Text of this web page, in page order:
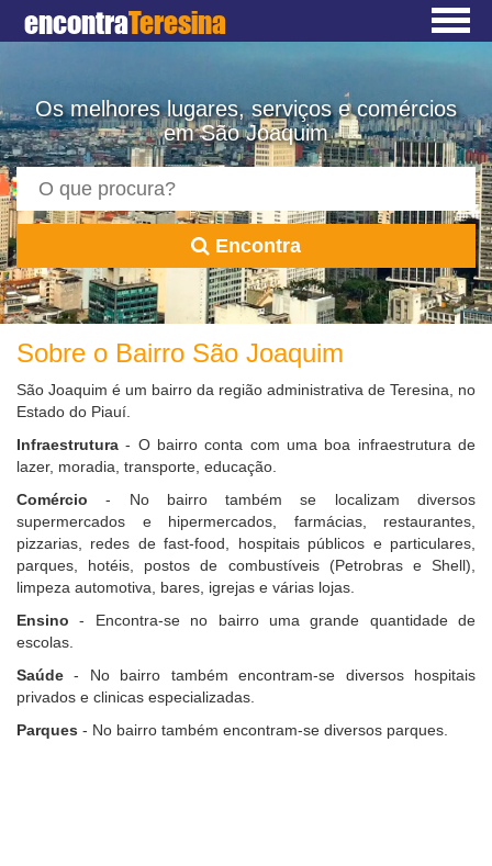
encontraTeresina
Os melhores lugares, serviços e comércios
em São Joaquim
Encontra
Sobre o Bairro São Joaquim
São Joaquim é um bairro da região administrativa de Teresina, no
Estado do Piauí.
Infraestrutura - O bairro conta com uma boa infraestrutura de
lazer, moradia, transporte, educação.
Comércio - No bairro também se localizam diversos
supermercados e hipermercados, farmácias, restaurantes,
pizzarias, redes de fast-food, hospitais públicos e particulares,
parques, hotéis, postos de combustíveis (Petrobras e Shell),
limpeza automotiva, bares, igrejas e várias lojas.
Ensino - Encontra-se no bairro uma grande quantidade de
escolas.
Saúde - No bairro também encontram-se diversos hospitais
privados e clinicas especializadas.
Parques - No bairro também encontram-se diversos parques.